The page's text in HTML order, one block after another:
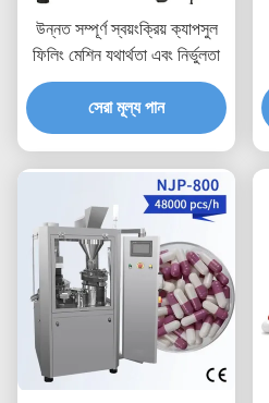
উন্নত সম্পূর্ণ স্বয়ংক্রিয় ক্যাপসুল
ফিলিং মেশিন যথার্থতা এবং নির্ভুলতা
সেরা মূল্য পান